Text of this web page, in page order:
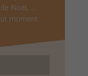
Noël, ...
moment